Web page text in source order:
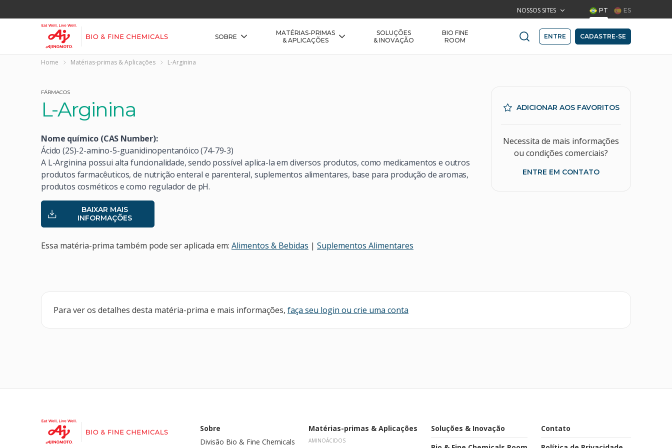
NOSSOS SITES PT ES
SOBRE
MATÉRIAS-PRIMAS
& APLICAÇÕES
SOLUÇÕES
& INOVAÇÃO
BIO FINE
ROOM
ENTRE CADASTRE-SE
Home Matérias-primas & Aplicações L-Arginina
FÁRMACOS
L-Arginina
Nome químico (CAS Number):
Ácido (2S)-2-amino-5-guanidinopentanóico (74-79-3)
A L-Arginina possui alta funcionalidade, sendo possível aplica-la em diversos produtos, como medicamentos e outros
produtos farmacêuticos, de nutrição enteral e parenteral, suplementos alimentares, base para produção de aromas,
produtos cosméticos e como regulador de pH.
BAIXAR MAIS
INFORMAÇÕES
Essa matéria-prima também pode ser aplicada em: Alimentos & Bebidas | Suplementos Alimentares
ADICIONAR AOS FAVORITOS
Necessita de mais informações
ou condições comerciais?
ENTRE EM CONTATO
Para ver os detalhes desta matéria-prima e mais informações, faça seu login ou crie uma conta
Sobre
Divisão Bio & Fine Chemicals
Matérias-primas & Aplicações
AMINOÁCIDOS
Soluções & Inovação
Contato